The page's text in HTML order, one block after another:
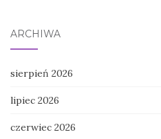
ARCHIWA
sierpień 2026
lipiec 2026
czerwiec 2026